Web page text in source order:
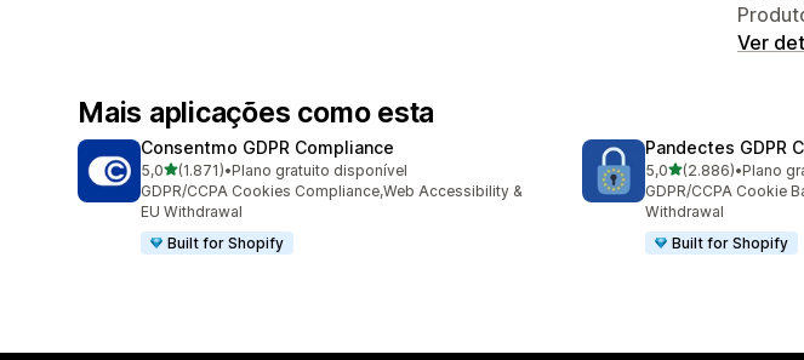
Ver
Mais aplicações como esta
Consentmo GDPR Compliance
5,0de 5 estrelas
(1.871)
1871 total de avaliações
•Plano gratuito disponível
GDPR/CCPA Cookies Compliance,Web Accessibility &
EU Withdrawal
Built for Shopify
Pandectes GDPR
5,0de 5 estrelas
(2.886)
2886 total de•Plano
GDPR/CCPA Cookie
Withdrawal
Built for Shopify